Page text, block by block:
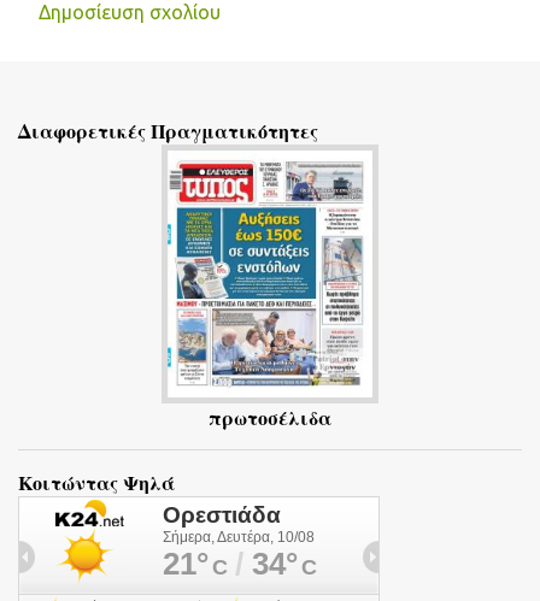
λ
Δημοσίευση σχολίου
Διαφορετικές Πραγματικότητες
πρωτοσέλιδα
Κοιτώντας Ψηλά